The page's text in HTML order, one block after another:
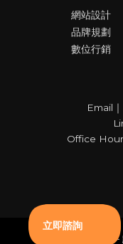
網站設計
品牌規劃
數位行銷
Email
Office
© Copyright -